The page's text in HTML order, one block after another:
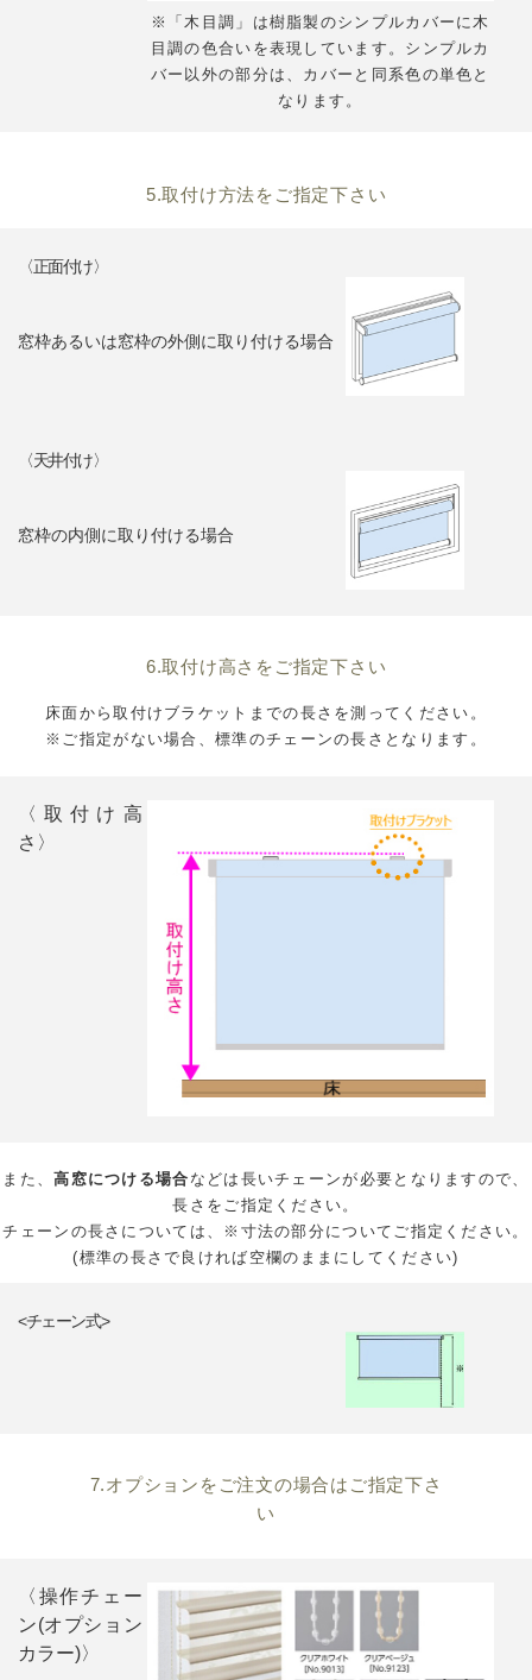
※「木目調」は樹脂製のシンプルカバーに木
目調の色合いを表現しています。シンプルカ
バー以外の部分は、カバーと同系色の単色と
なります。
5.取付け方法をご指定下さい
〈正面付け〉
窓枠あるいは窓枠の外側に取り付ける場合
〈天井付け〉
窓枠の内側に取り付ける場合
6.取付け高さをご指定下さい
床面から取付けブラケットまでの長さを測ってください。
※ご指定がない場合、標準のチェーンの長さとなります。
〈取付け高
さ〉
また、高窓につける場合 などは長いチェーンが必要となりますので、
長さをご指定ください。
チェーンの長さについては、※寸法の部分についてご指定ください。
(標準の長さで良ければ空欄のままにしてください)
<チェーン式>
7.オプションをご注文の場合はご指定下さ
い
〈操作チェー
ン(オプション
カラー)〉